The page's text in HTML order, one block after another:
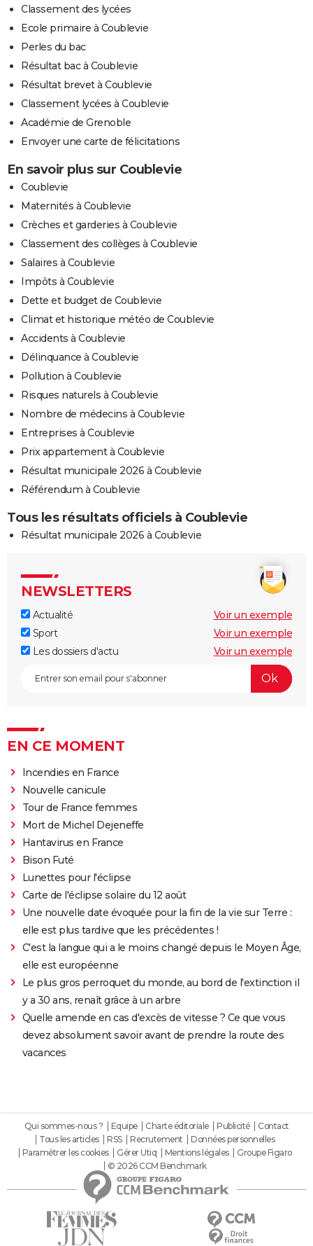
Classement des lycées
Ecole primaire à Coublevie
Perles du bac
Résultat bac à Coublevie
Résultat brevet à Coublevie
Classement lycées à Coublevie
Académie de Grenoble
Envoyer une carte de félicitations
En savoir plus sur Coublevie
Coublevie
Maternités à Coublevie
Crèches et garderies à Coublevie
Classement des collèges à Coublevie
Salaires à Coublevie
Impôts à Coublevie
Dette et budget de Coublevie
Climat et historique météo de Coublevie
Accidents à Coublevie
Délinquance à Coublevie
Pollution à Coublevie
Risques naturels à Coublevie
Nombre de médecins à Coublevie
Entreprises à Coublevie
Prix appartement à Coublevie
Résultat municipale 2026 à Coublevie
Référendum à Coublevie
Tous les résultats officiels à Coublevie
Résultat municipale 2026 à Coublevie
NEWSLETTERS
Actualité
Voir un exemple
Sport
Voir un exemple
Les dossiers d'actu
Voir un exemple
EN CE MOMENT
Incendies en France
Nouvelle canicule
Tour de France femmes
Mort de Michel Dejeneffe
Hantavirus en France
Bison Futé
Lunettes pour l'éclipse
Carte de l'éclipse solaire du 12 août
Une nouvelle date évoquée pour la fin de la vie sur Terre :
elle est plus tardive que les précédentes !
C'est la langue qui a le moins changé depuis le Moyen Âge,
elle est européenne
Le plus gros perroquet du monde, au bord de l'extinction il
y a 30 ans, renaît grâce à un arbre
Quelle amende en cas d'excès de vitesse ? Ce que vous
devez absolument savoir avant de prendre la route des
vacances
Qui sommes-nous ? Equipe Charte éditoriale Publicité
Contact
Tous les articles
RSS Recrutement
Données personnelles
Paramétrer les cookies
Gérer Utiq Mentions légales
Groupe Figaro
© 2026 CCM Benchmark